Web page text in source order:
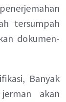
tersumpah
dokumen-
Banyak
akan